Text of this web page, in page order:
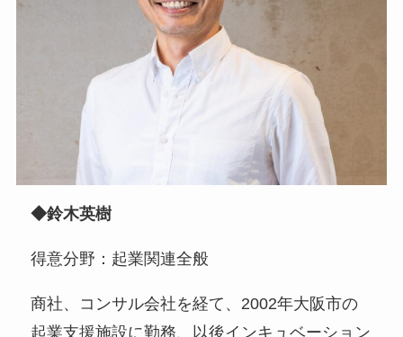
◆鈴木英樹
得意分野：起業関連全般
商社、コンサル会社を経て、2002年大阪市の
起業支援施設に勤務、以後インキュベーション